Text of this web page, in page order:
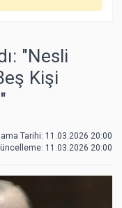
"Nesli
Kişi
Tarihi: 11.03.2026 20:00
11.03.2026 20:00